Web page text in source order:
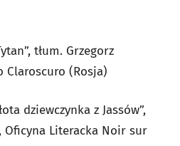
tłum. Grzegorz
Claroscuro (Rosja)
dziewczynka z Jassów”,
Oficyna Literacka Noir sur